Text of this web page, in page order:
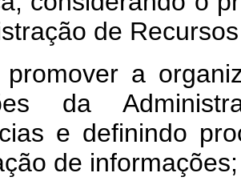
de
a
da
e definindo
de informações;